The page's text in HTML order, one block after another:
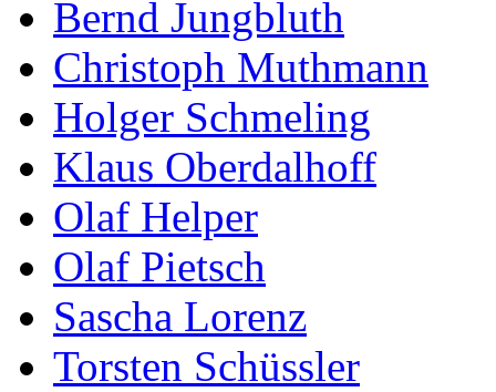
Bernd Jungbluth
Christoph Muthmann
Holger Schmeling
Klaus Oberdalhoff
Olaf Helper
Olaf Pietsch
Sascha Lorenz
Torsten Schüssler